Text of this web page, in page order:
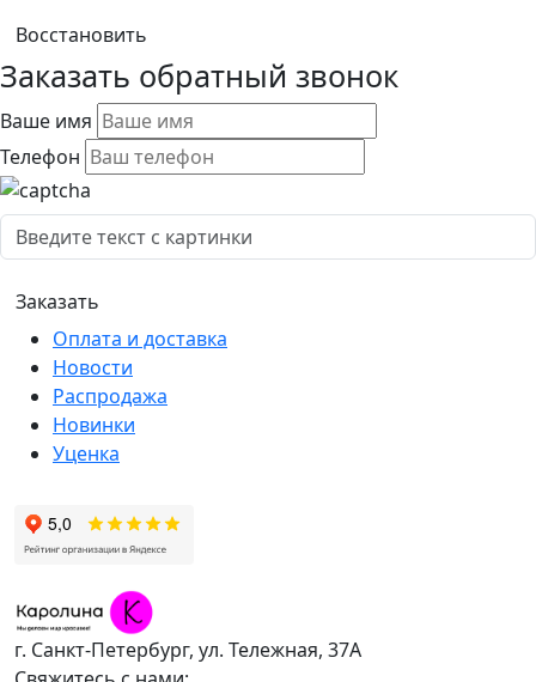
Заказать обратный звонок
Ваше имя
Телефон
Оплата и доставка
Новости
Распродажа
Новинки
Уценка
г. Санкт-Петербург, ул. Тележная, 37А